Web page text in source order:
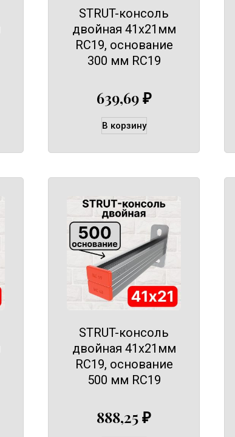
STRUT-консоль
двойная 41х21мм
RC19, основание
300 мм RC19
639,69₽
В корзину
STRUT-консоль
двойная 41х21мм
RC19, основание
500 мм RC19
888,25₽